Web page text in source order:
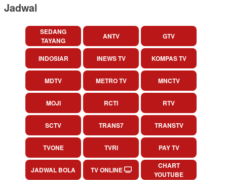
Jadwal
SEDANG
TAYANG
ANTV GTV
INDOSIAR INEWS TV KOMPAS TV
MDTV METRO TV MNCTV
MOJI RCTI RTV
SCTV TRANS7 TRANSTV
TVONE TVRI PAY TV
JADWAL BOLA TV ONLINE
CHART
YOUTUBE